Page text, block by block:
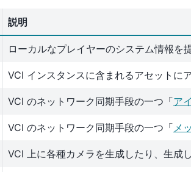
説明
ローカルなプレイヤーのシステム情報を
VCI インスタンスに含まれるアセットに
VCI のネットワーク同期手段の一つ「ア
VCI のネットワーク同期手段の一つ「メ
VCI 上に各種カメラを生成したり、生成